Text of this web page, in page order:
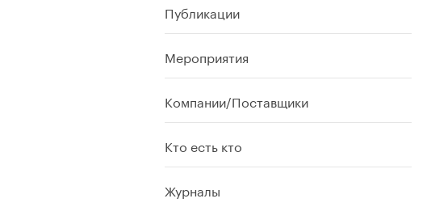
Публикации
Мероприятия
Компании/Поставщики
Кто есть кто
Журналы